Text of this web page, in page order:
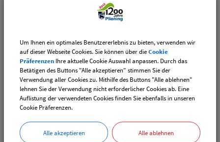
Gemeinde Pliening
Den gewählten Termin als VCS-Kalenderdatei
Den gewählten Termin als iCal-Kalenderdatei
downloaden
Drucken
Um Ihnen ein optimales Benutzererlebnis zu bieten, verwenden wir
auf dieser Webseite Cookies. Sie können über dieCookie
Präferenzen Ihre aktuelle Cookie Auswahl anpassen. Durch das
Betätigen des Buttons "Alle akzeptieren" stimmen Sie der
Verwendung aller Cookies zu. Mithilfe des Buttons "Alle ablehnen"
lehnen Sie der Verwendung nicht erforderlicher Cookies ab. Eine
Auflistung der verwendeten Cookies finden Sie ebenfalls in unseren
Cookie Präferenzen.
Alle akzeptieren Alle ablehnen